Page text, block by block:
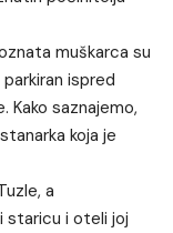
muškarca su
ispred
Kako saznajemo,
koja je
a
staricu i oteli joj